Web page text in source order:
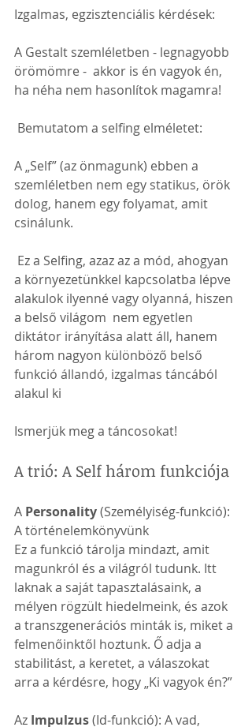
Izgalmas, egzisztenciális kérdések:
A Gestalt szemléletben - legnagyobb
örömömre -  akkor is én vagyok én,
ha néha nem hasonlítok magamra!
Bemutatom a selfing elméletet:
A „Self” (az önmagunk) ebben a
szemléletben nem egy statikus, örök
dolog, hanem egy folyamat, amit
csinálunk.
Ez a Selfing, azaz az a mód, ahogyan
a környezetünkkel kapcsolatba lépve
alakulok ilyenné vagy olyanná, hiszen
a belső világom  nem egyetlen
diktátor irányítása alatt áll, hanem
három nagyon különböző belső
funkció állandó, izgalmas táncából
alakul ki
Ismerjük meg a táncosokat!
A trió: A Self három funkciója
A Personality (Személyiség-funkció):
A történelemkönyvünk
Ez a funkció tárolja mindazt, amit
magunkról és a világról tudunk. Itt
laknak a saját tapasztalásaink, a
mélyen rögzült hiedelmeink, és azok
a transzgenerációs minták is, miket a
felmenőinktől hoztunk. Ő adja a
stabilitást, a keretet, a válaszokat
arra a kérdésre, hogy „Ki vagyok én?”
Az Impulzus (Id-funkció): A vad,